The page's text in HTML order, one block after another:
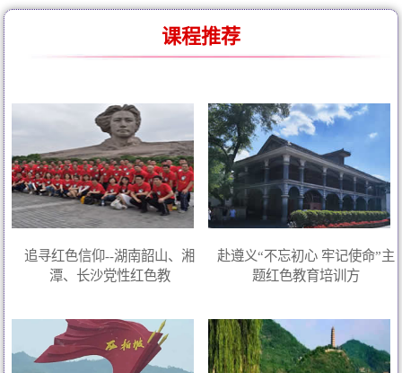
课程推荐
追寻红色信仰--湖南韶山、湘
潭、长沙党性红色教
赴遵义“不忘初心 牢记使命”主
题红色教育培训方